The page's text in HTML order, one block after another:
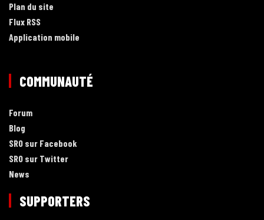
Plan du site
Flux RSS
Application mobile
COMMUNAUTÉ
Forum
Blog
SRO sur Facebook
SRO sur Twitter
News
SUPPORTERS